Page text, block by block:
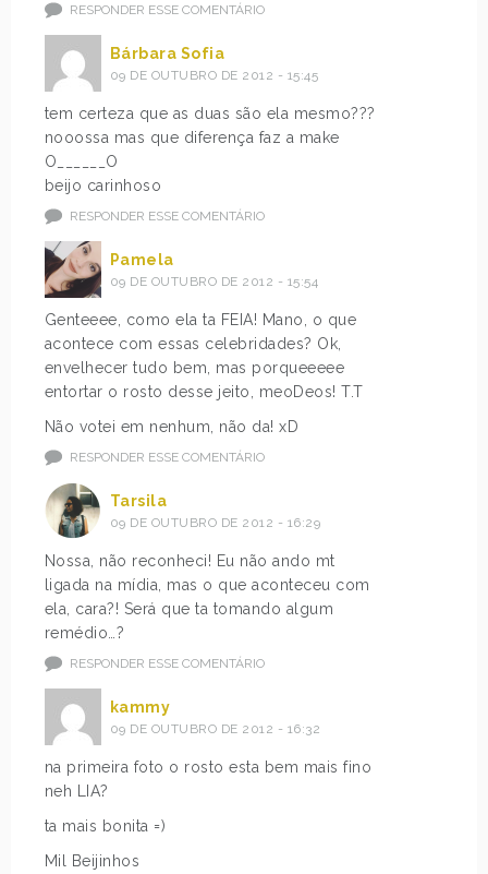
RESPONDER ESSE COMENTÁRIO
Bárbara Sofia
09 DE OUTUBRO DE 2012 - 15:45
tem certeza que as duas são ela mesmo???
nooossa mas que diferença faz a make
O______O
beijo carinhoso
RESPONDER ESSE COMENTÁRIO
Pamela
09 DE OUTUBRO DE 2012 - 15:54
Genteeee, como ela ta FEIA! Mano, o que
acontece com essas celebridades? Ok,
envelhecer tudo bem, mas porqueeeee
entortar o rosto desse jeito, meoDeos! T.T
Não votei em nenhum, não da! xD
RESPONDER ESSE COMENTÁRIO
Tarsila
09 DE OUTUBRO DE 2012 - 16:29
Nossa, não reconheci! Eu não ando mt
ligada na mídia, mas o que aconteceu com
ela, cara?! Será que ta tomando algum
remédio…?
RESPONDER ESSE COMENTÁRIO
kammy
09 DE OUTUBRO DE 2012 - 16:32
na primeira foto o rosto esta bem mais fino
neh LIA?
ta mais bonita =)
Mil Beijinhos